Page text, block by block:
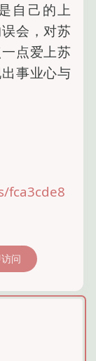
自己的上
会，对苏
点爱上苏
事业心与
fca3cde8
问